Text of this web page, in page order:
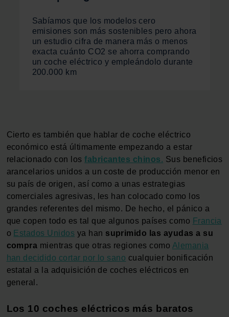
Sabíamos que los modelos cero
emisiones son más sostenibles pero ahora
un estudio cifra de manera más o menos
exacta cuánto CO2 se ahorra comprando
un coche eléctrico y empleándolo durante
200.000 km
Cierto es también que hablar de coche eléctrico
económico está últimamente empezando a estar
relacionado con losfabricantes chinos. Sus beneficios
arancelarios unidos a un coste de producción menor en
su país de origen, así como a unas estrategias
comerciales agresivas, les han colocado como los
grandes referentes del mismo. De hecho, el pánico a
que copen todo es tal que algunos países como Francia
o Estados Unidos ya han suprimido las ayudas a su
compra mientras que otras regiones como Alemania
han decidido cortar por lo sano cualquier bonificación
estatal a la adquisición de coches eléctricos en
general.
Los 10 coches eléctricos más baratos